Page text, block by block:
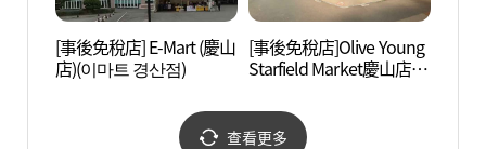
[事後免稅店] E-Mart (慶山
店)(이마트 경산점)
[事後免稅店]Olive Young
Starfield Market慶山店
경산점)
查看更多